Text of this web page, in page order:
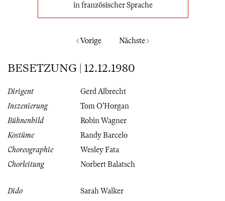
in französischer Sprache
Vorige Nächste
BESETZUNG | 12.12.1980
Dirigent
Gerd Albrecht
Inszenierung
Tom O'Horgan
Bühnenbild
Robin Wagner
Kostüme
Randy Barcelo
Choreographie
Wesley Fata
Chorleitung
Norbert Balatsch
Dido
Sarah Walker